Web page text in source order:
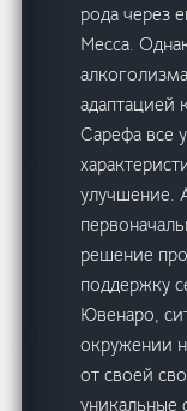
рода через
Месса.
адаптацией
Сарефа все
улучшение.
решение
поддержку
Ювенаро,
окружении
от своей
уникальные